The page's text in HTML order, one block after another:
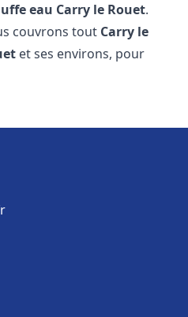
eau Carry le Rouet.
couvrons tout Carry le
et ses environs, pour